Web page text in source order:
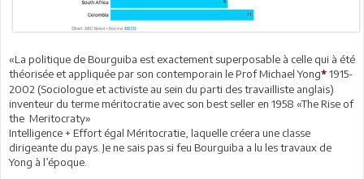
«La politique de Bourguiba est exactement superposable à celle qui à été
théorisée et appliquée par son contemporain le Prof Michael Yong* 1915-
2002 (Sociologue et activiste au sein du parti des travailliste anglais)
inventeur du terme méritocratie avec son best seller en 1958 «The Rise of
the Meritocraty»
Intelligence + Effort égal Méritocratie, laquelle créera une classe
dirigeante du pays. Je ne sais pas si feu Bourguiba a lu les travaux de
Yong à l’époque.